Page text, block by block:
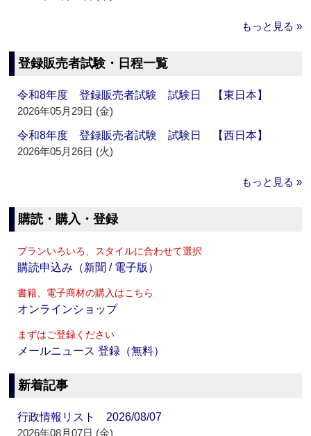
もっと見る »
登録販売者試験・日程一覧
令和8年度 登録販売者試験 試験日 【東日本】
2026年05月29日 (金)
令和8年度 登録販売者試験 試験日 【西日本】
2026年05月26日 (火)
もっと見る »
購読・購入・登録
プランいろいろ、スタイルに合わせて選択
購読申込み（新聞 / 電子版）
書籍、電子商材の購入はこちら
オンラインショップ
まずはご登録ください
メールニュース 登録（無料）
新着記事
行政情報リスト 2026/08/07
2026年08月07日 (金)